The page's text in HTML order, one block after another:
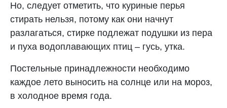
Но, следует отметить, что куриные перья
стирать нельзя, потому как они начнут
разлагаться, стирке подлежат подушки из пера
и пуха водоплавающих птиц – гусь, утка.
Постельные принадлежности необходимо
каждое лето выносить на солнце или на мороз,
в холодное время года.